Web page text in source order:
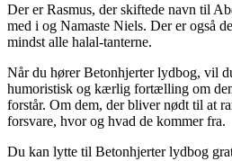
Der er Rasmus, der skiftede navn til
med i og Namaste Niels. Der er også
mindst alle halal-tanterne.
Når du hører Betonhjerter lydbog, vil
humoristisk og kærlig fortælling om
forstår. Om dem, der bliver nødt til at
forsvare, hvor og hvad de kommer fra.
Du kan lytte til Betonhjerter lydbog